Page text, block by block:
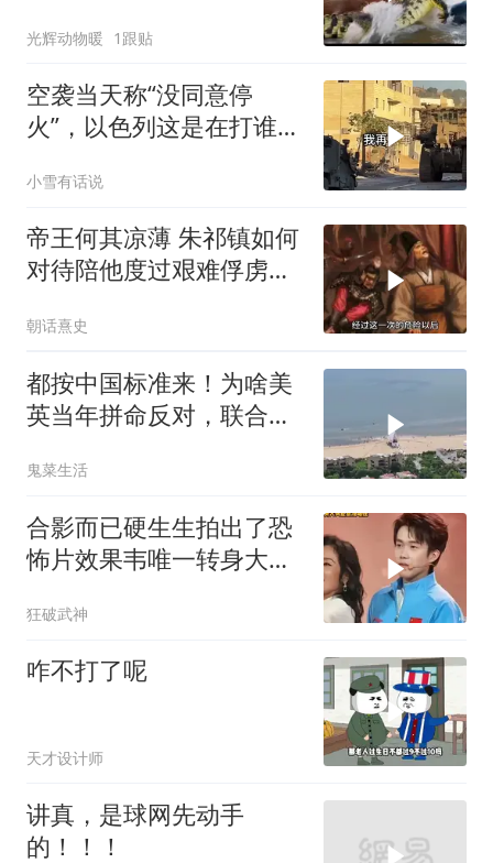
光辉动物暖 1跟贴
空袭当天称“没同意停
火”，以色列这是在打谁的
小雪有话说
帝王何其凉薄 朱祁镇如何
对待陪他度过艰难俘虏生
朝话熹史
都按中国标准来！为啥美
英当年拼命反对，联合国
鬼菜生活
合影而已硬生生拍出了恐
怖片效果韦唯一转身大头
狂破武神
咋不打了呢
天才设计师
讲真，是球网先动手
的！！！